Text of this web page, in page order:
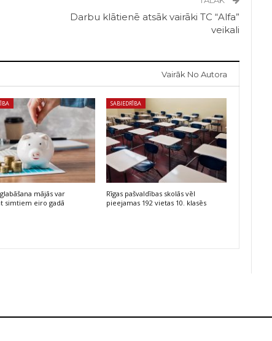
Darbu klātienē atsāk vairāki TC “Alfa”
veikali
Vairāk No Autora
mājās var
simtiem eiro gadā
SABIEDRĪBA
Rīgas pašvaldības skolās vēl
pieejamas 192 vietas 10. klasēs